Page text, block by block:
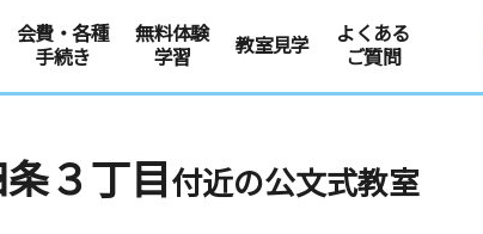
会費・各種
手続き
無料体験
学習
教室見学
よくある
ご質問
３丁目付近の公文式教室